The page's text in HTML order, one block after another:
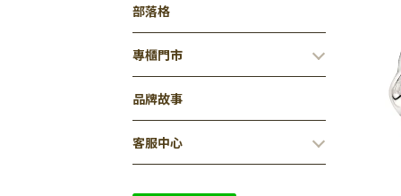
部落格
專櫃門市
品牌故事
客服中心